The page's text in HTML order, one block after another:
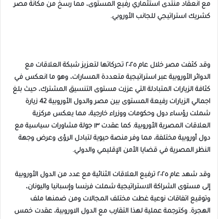
مع انعقاد منتدى استثماري رفيع المستوى، مما رسخ من مكانة مصر
كشريك استراتيجي للجانب الأوروبي.
وقد كثفت مصر خلال عام ٢٠٢٥ تحركاتها لتعزيز شبكة العلاقات مع
الدوائر الأوروبية عبر استراتيجية متعددة المسارات، وهو ما انعكس في
كثافة الزيارات المتبادلة التي عززت مستوى التنسيق المشترك، حيث بلغ
اجمالي الزيارات رفيعة المستوى بين مصر والدول الأوروبية 42 زيارة
شملت رؤساء دول وحكومات ووزراء خارجية، مما يعكس مركزية
العلاقات المصرية الأوروبية. كما عقدت ١٣ جولة مشاورات سياسية مع
دول أوروبية مختلفة، مما وفر منصة حيوية لتبادل الرؤى وعرض وجهة
النظر المصرية في قضايا الأمن الإقليمي والدولي.
وقد شهد عام ٢٠٢٥ ترفيع العلاقات الثنائية مع عدد من الدول الأوروبية
إلى مستوى الشراكة الاستراتيجية شملت فرنسا وإسبانيا واليونان،
وتوقيع اتفاقات نوعية غطت مختلف المجالات ومن ضمنها ملف
الهجرة. وكترجمة عملية لهذا التقارب مع الدول الاوروبية، عقدت خمس